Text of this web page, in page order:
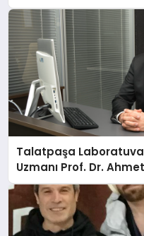
Talatpaşa
Uzmanı Prof. Dr.